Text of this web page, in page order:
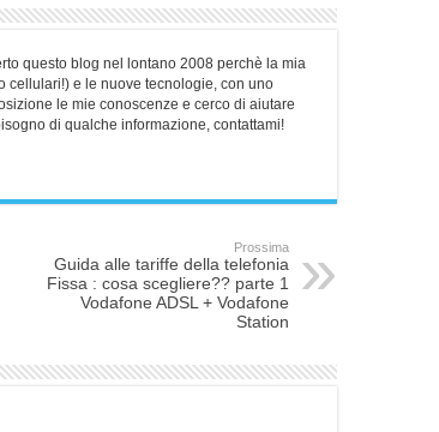
questo blog nel lontano 2008 perchè la mia
cellulari!) e le nuove tecnologie, con uno
le mie conoscenze e cerco di aiutare
di qualche informazione, contattami!
Prossima
Guida alle tariffe della telefonia
Fissa : cosa scegliere?? parte 1
Vodafone ADSL + Vodafone
Station